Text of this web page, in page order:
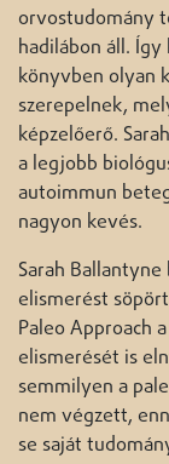
orvostudomány
hadilábon áll.
könyvben olyan
szerepelnek,
képzelőerő.
a legjobb
autoimmun
nagyon kevés.
Sarah
elismerést
Paleo Approach
elismerését is
semmilyen a
nem végzett,
se saját